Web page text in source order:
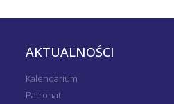
AKTUALNOŚCI
Kalendarium
Patronat